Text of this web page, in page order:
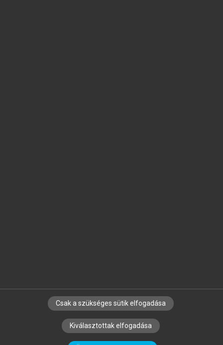
SZERZŐKNEK CÉGEKNEK KÖNYVTÁROSOKNAK
SZERKESZTÉSI ÉS LEKTORÁLÁSI ALAPELVEK
Csak a szükséges sütik elfogadása
Kiválasztottak elfogadása